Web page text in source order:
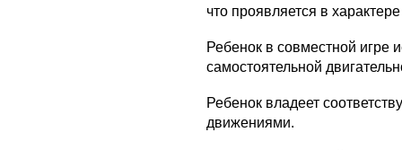
что проявляется в
Ребенок в совместной игре
самостоятельной
Ребенок владеет
движениями.